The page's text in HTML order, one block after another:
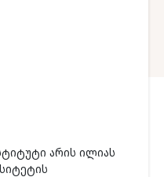
არის ილიას